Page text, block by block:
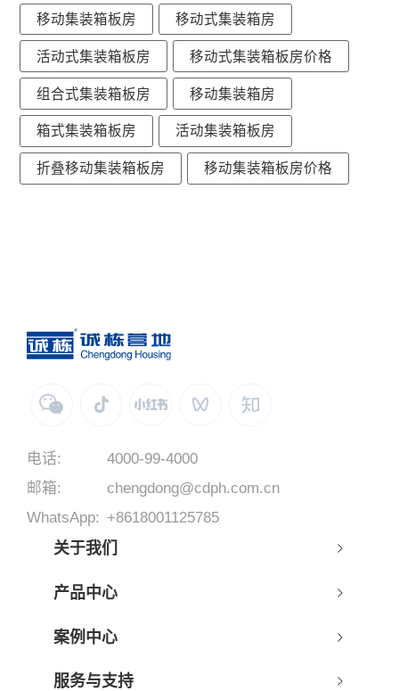
移动集装箱板房 移动式集装箱房
活动式集装箱板房 移动式集装箱板房价格
组合式集装箱板房 移动集装箱房
箱式集装箱板房 活动集装箱板房
折叠移动集装箱板房 移动集装箱板房价格
电话:
4000-99-4000
邮箱:
chengdong@cdph.com.cn
WhatsApp: +8618001125785
关于我们
产品中心
案例中心
服务与支持